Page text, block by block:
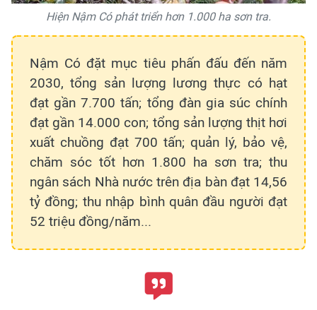
Hiện Nậm Có phát triển hơn 1.000 ha sơn tra.
Nậm Có đặt mục tiêu phấn đấu đến năm
2030, tổng sản lượng lương thực có hạt
đạt gần 7.700 tấn; tổng đàn gia súc chính
đạt gần 14.000 con; tổng sản lượng thịt hơi
xuất chuồng đạt 700 tấn; quản lý, bảo vệ,
chăm sóc tốt hơn 1.800 ha sơn tra; thu
ngân sách Nhà nước trên địa bàn đạt 14,56
tỷ đồng; thu nhập bình quân đầu người đạt
52 triệu đồng/năm...